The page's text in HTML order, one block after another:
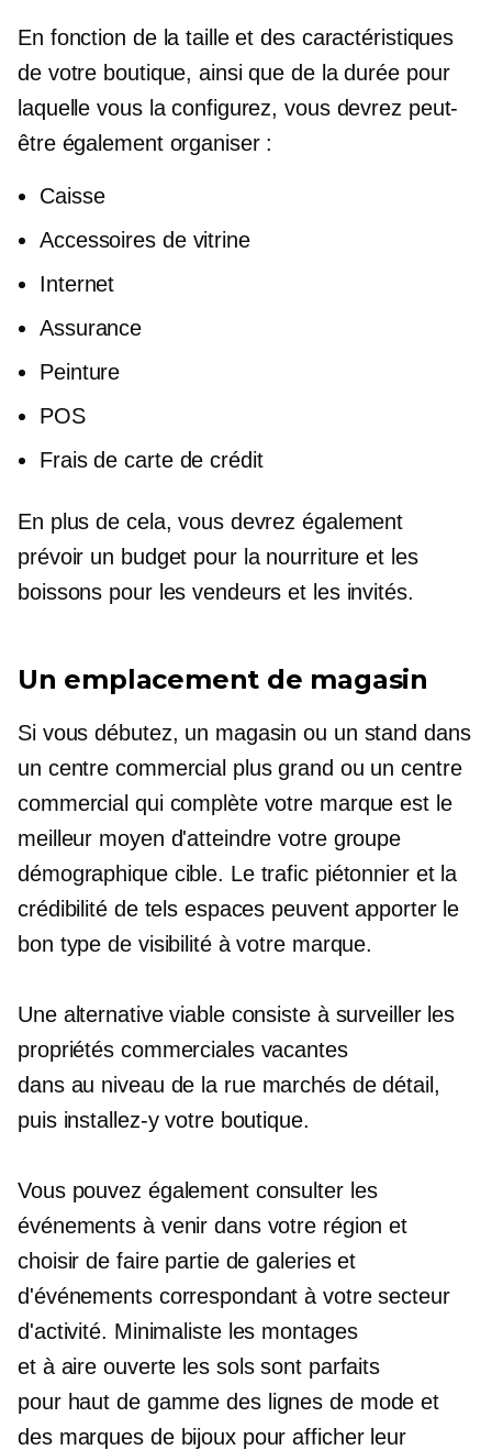
En fonction de la taille et des caractéristiques
de votre boutique, ainsi que de la durée pour
laquelle vous la configurez, vous devrez peut-
être également organiser :
Caisse
Accessoires de vitrine
Internet
Assurance
Peinture
POS
Frais de carte de crédit
En plus de cela, vous devrez également
prévoir un budget pour la nourriture et les
boissons pour les vendeurs et les invités.
Un emplacement de magasin
Si vous débutez, un magasin ou un stand dans
un centre commercial plus grand ou un centre
commercial qui complète votre marque est le
meilleur moyen d'atteindre votre groupe
démographique cible. Le trafic piétonnier et la
crédibilité de tels espaces peuvent apporter le
bon type de visibilité à votre marque.
Une alternative viable consiste à surveiller les
propriétés commerciales vacantes
dans au niveau de la ruemarchés de détail,
puis installez-y votre boutique.
Vous pouvez également consulter les
événements à venir dans votre région et
choisir de faire partie de galeries et
d'événements correspondant à votre secteur
d'activité. Minimaliste les montages
et à aire ouverte les sols sont parfaits
pour haut de gamme des lignes de mode et
des marques de bijoux pour afficher leur